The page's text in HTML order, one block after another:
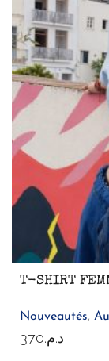
T-SHIRT
Nouveautés,
د.م.370